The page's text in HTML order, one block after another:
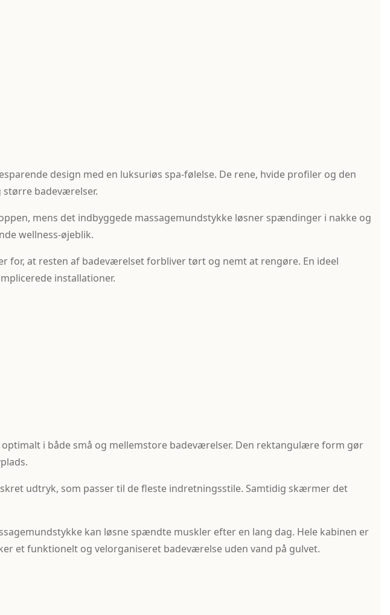
design med en luksuriøs spa-følelse. De rene, hvide profiler og den
badeværelser.
mens det indbyggede massagemundstykke løsner spændinger i nakke og
wellness-øjeblik.
for, at resten af badeværelset forbliver tørt og nemt at rengøre. En ideel
installationer.
i både små og mellemstore badeværelser. Den rektangulære form gør
udtryk, som passer til de fleste indretningsstile. Samtidig skærmer det
kan løsne spændte muskler efter en lang dag. Hele kabinen er
et funktionelt og velorganiseret badeværelse uden vand på gulvet.